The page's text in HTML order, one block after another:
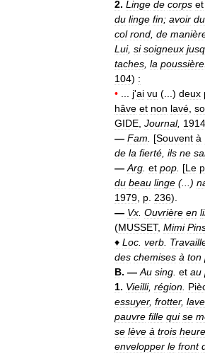
2. Linge de corps et
du linge fin; avoir du
col rond de
Lui, si soigneux
taches la poussière
104) :
•
j'ai vu (...) deux
hâve et non lavé
GIDE Journal, 1914
— Fam [Souvent à
de la fierté ils ne
— Arg et pop [Le
du beau linge (...)
1979 p 236).
— Vx Ouvrière en
(MUSSET, Mimi
♦ Loc verb
des chemises à ton
B. — Au sing et au
1. Vieilli, région
essuyer, frotter,
pauvre fille qui se
se lève à trois
envelopper le front